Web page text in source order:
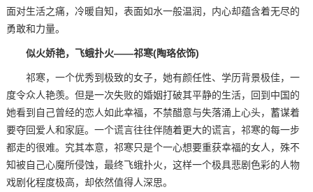
面对生活之痛，冷暖自知，表面如水一般温润，内心却蕴含着无尽的
勇敢和力量。
似火娇艳，飞蛾扑火——祁寒(陶珞依饰)
祁寒，一个优秀到极致的女子，她有颜任性、学历背景极佳，一
度令众人艳羡。但是一次失败的婚姻打破其平静的生活，回到中国的
她看到自己曾经的恋人如此幸福，不禁醋意与失落涌上心头，蓄谋着
要夺回爱人和家庭。一个谎言往往伴随着更大的谎言，祁寒的每一步
都走的很难。究其本意，祁寒只是个一心想要重获幸福的女人，殊不
知被自己心魔所侵蚀，最终飞蛾扑火，这样一个极具悲剧色彩的人物
戏剧化程度极高，却依然值得人深思。